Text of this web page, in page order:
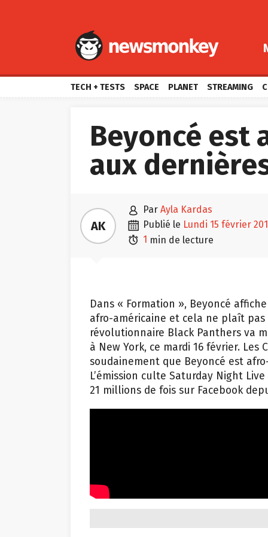
TECH + TESTS SPACE PLANET STREAMING
Beyoncé est
aux
AK
 par Ayla Kardas
 publié le lundi 15 février
 1 min de lecture
Dans « Formation », Beyoncé
afro-américaine et cela ne plaît
révolutionnaire Black Panthers va
à New York, ce mardi 16 février.
soudainement que Beyoncé est
L’émission culte Saturday Night
21 millions de fois sur Facebook